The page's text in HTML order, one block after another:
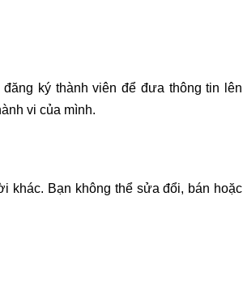
ký thành viên để đưa thông tin lên
vi của mình.
khác. Bạn không thể sửa đổi, bán hoặc